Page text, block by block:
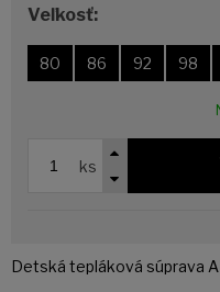
Veľkosť:
80 86 92 98
ks
Detská tepláková súprava